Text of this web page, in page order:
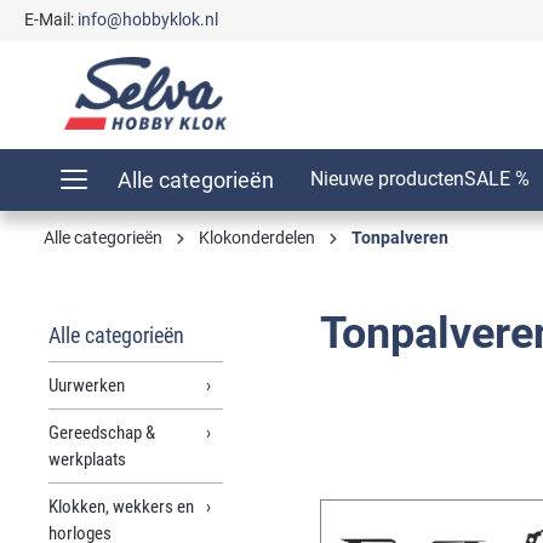
Ga naar de hoofdnavigatie
E-Mail: info@hobbyklok.nl
Alle categorieën Nieuwe productenSALE %
Alle categorieën Klokonderdelen Tonpalveren
Alle categorieën
Uurwerken
Gereedschap &
werkplaats
Klokken, wekkers en
horloges